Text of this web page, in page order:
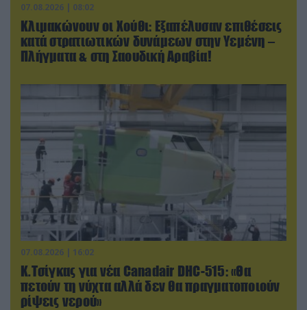
07.08.2026 | 08:02
Κλιμακώνουν οι Χούθι: Eξαπέλυσαν επιθέσεις
κατά στρατιωτικών δυνάμεων στην Υεμένη –
Πλήγματα & στη Σαουδική Αραβία!
07.08.2026 | 16:02
Κ.Τσίγκας για νέα Canadair DHC-515: «Θα
πετούν τη νύχτα αλλά δεν θα πραγματοποιούν
ρίψεις νερού»